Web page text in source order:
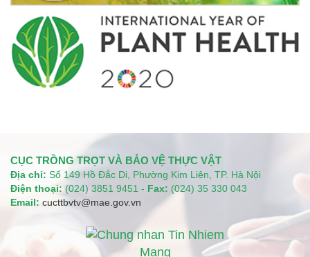
CỤC TRỒNG TRỌT VÀ BẢO VỆ THỰC VẬT
Địa chỉ: Số 149 Hồ Đắc Di, Phường Kim Liên, TP. Hà Nội
Điện thoại: (024) 3851 9451 - Fax: (024) 35 330 043
Email: cucttbvtv@mae.gov.vn